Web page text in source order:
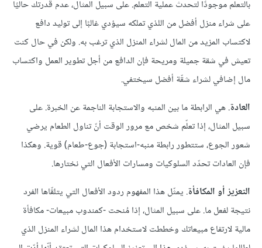
بالتعلم موجودًا لتحدث عملية التعلّم. على سبيل المثال، عدم قدرتك حاليًا
على شراء منزل أفضل من اللذي تملكه سيؤدي غالبًا إلى توليد دافع
لاكتساب المزيد من المال لشراء المنزل الذي ترغب به. ولكن في حال كنت
تعيش في شقة جميلة ومريحة فإن الدافع من أجل تطوير العمل واكتساب
مال إضافي لشراء شقّة أفضل سيختفي.
العادة. هي الرابطة ما بين المنبه والاستجابة الناجمة عن الخبرة. على
سبيل المثال، إذا تعلّم شخص مع مرور الوقت أنّ تناول الطعام يرضي
شعور الجوع، ستتطور رابطة منبه-استجابة (جوع-طعام) قوية. وهكذا
فإن العادات تحدّد السلوكيات ومسارات الأفعال التي نختارها.
التعزيز أو المكافأة. يمثّل هذا المفهوم ردود الأفعال التي يتلقّاها الفرد
نتيجة لفعل ما. على سبيل المثال، إذا مُنحت -كمندوب مبيعات- مكافأة
مالية لارتفاع مبيعاتك وخططت لاستخدام هذا المال لشراء المنزل الذي